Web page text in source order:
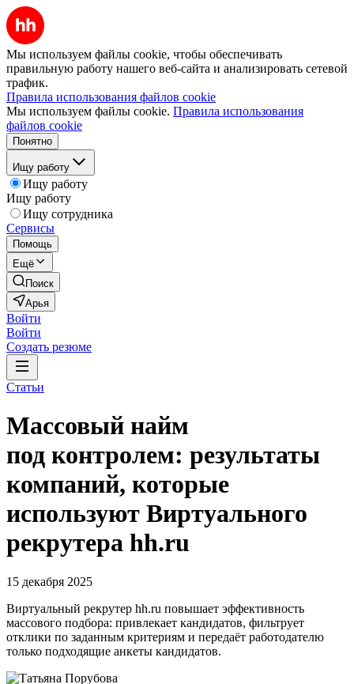
Мы используем файлы cookie, чтобы обеспечивать
правильную работу нашего веб-сайта и анализировать сетевой
трафик.
Правила использования файлов cookie
Мы используем файлы cookie. Правила использования
файлов cookie
Понятно
Ищу работу
Ищу работу
Ищу работу
Ищу сотрудника
Сервисы
Помощь
Ещё
Поиск
Арья
Войти
Войти
Создать резюме
Статьи
Массовый найм
под контролем: результаты
компаний, которые
используют Виртуального
рекрутера hh.ru
15 декабря 2025
Виртуальный рекрутер hh.ru повышает эффективность
массового подбора: привлекает кандидатов, фильтрует
отклики по заданным критериям и передаёт работодателю
только подходящие анкеты кандидатов.